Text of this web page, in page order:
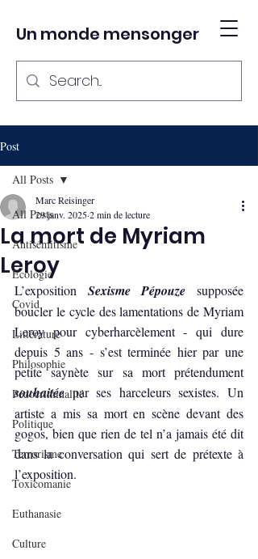
Un monde mensonger
Post
All Posts
Antisémitisme
Ecologie
Covid
Littérature
Philosophie
Pédocriminalité
Politique
Terrorisme
Toxicomanie
Euthanasie
Culture
All Posts
La mort de Myriam
Leroy
Marc Reisinger
29 janv. 20252 min de lecture
L’exposition Sexisme Pépouze supposée
boucler le cycle des lamentations de Myriam
Leroy pour cyberharcèlement - qui dure
depuis 5 ans - s’est terminée hier par une
petite saynète sur sa mort prétendument
souhaitée par ses harceleurs sexistes. Un
artiste a mis sa mort en scène devant des
gogos, bien que rien de tel n’a jamais été dit
dans la conversation qui sert de prétexte à
l’exposition.